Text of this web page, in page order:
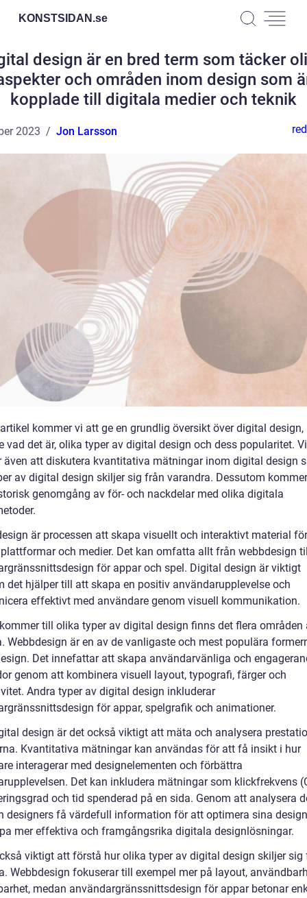
KONSTSIDAN.se
design är en bred term som täcker
och områden inom design som
kopplade till digitala medier och teknik
2023 Jon Larsson
kommer vi att ge en grundlig översikt över digital design,
vad det är, olika typer av digital design och dess popularitet. Vi
även att diskutera kvantitativa mätningar inom digital design
av digital design skiljer sig från varandra. Dessutom
genomgång av för- och nackdelar med olika digitala
är processen att skapa visuellt och interaktivt material för
och medier. Det kan omfatta allt från webbdesign
för appar och spel. Digital design är viktigt
det hjälper till att skapa en positiv användarupplevelse och
effektivt med användare genom visuell kommunikation.
till olika typer av digital design finns det flera områden
Webbdesign är en av de vanligaste och mest populära
Det innefattar att skapa användarvänliga och
genom att kombinera visuell layout, typografi, färger och
Andra typer av digital design inkluderar
för appar, spelgrafik och animationer.
design är det också viktigt att mäta och analysera
Kvantitativa mätningar kan användas för att få insikt i hur
interagerar med designelementen och förbättra
Det kan inkludera mätningar som klickfrekvens
och tid spenderad på en sida. Genom att analysera
designers få värdefull information för att optimera sina
mer effektiva och framgångsrika digitala designlösningar.
viktigt att förstå hur olika typer av digital design skiljer sig
Webbdesign fokuserar till exempel mer på layout,
medan användargränssnittsdesign för appar betonar